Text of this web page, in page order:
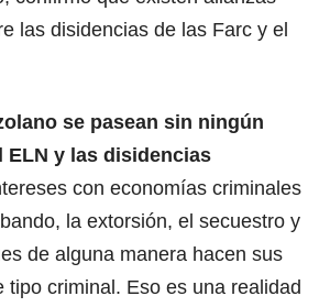
las disidencias de las Farc y el
se pasean sin ningún
y las disidencias
con economías criminales
la extorsión, el secuestro y
de alguna manera hacen sus
tipo criminal. Eso es una realidad